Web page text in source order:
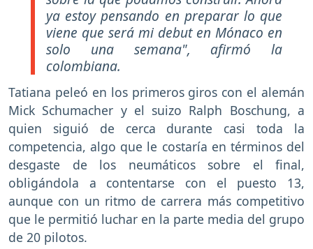
ya estoy pensando en preparar lo que
viene que será mi debut en Mónaco en
solo una semana", afirmó la
colombiana.
Tatiana peleó en los primeros giros con el alemán
Mick Schumacher y el suizo Ralph Boschung, a
quien siguió de cerca durante casi toda la
competencia, algo que le costaría en términos del
desgaste de los neumáticos sobre el final,
obligándola a contentarse con el puesto 13,
aunque con un ritmo de carrera más competitivo
que le permitió luchar en la parte media del grupo
de 20 pilotos.